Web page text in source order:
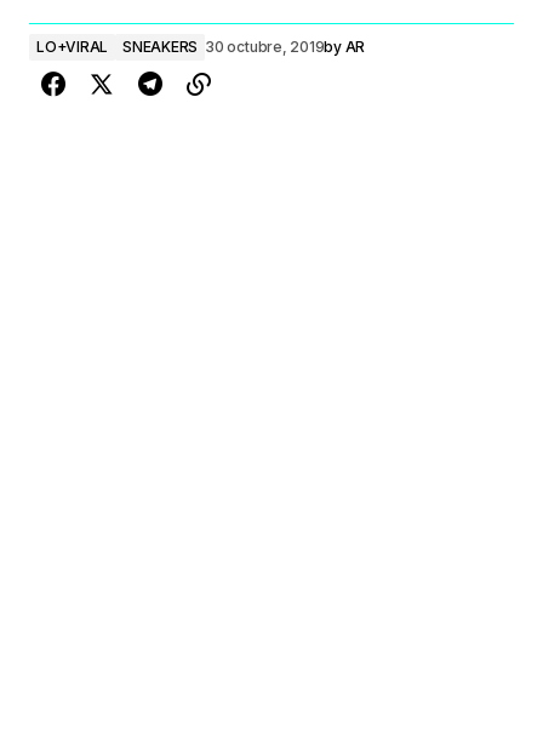
LO+VIRAL SNEAKERS 30 octubre, 2019by AR